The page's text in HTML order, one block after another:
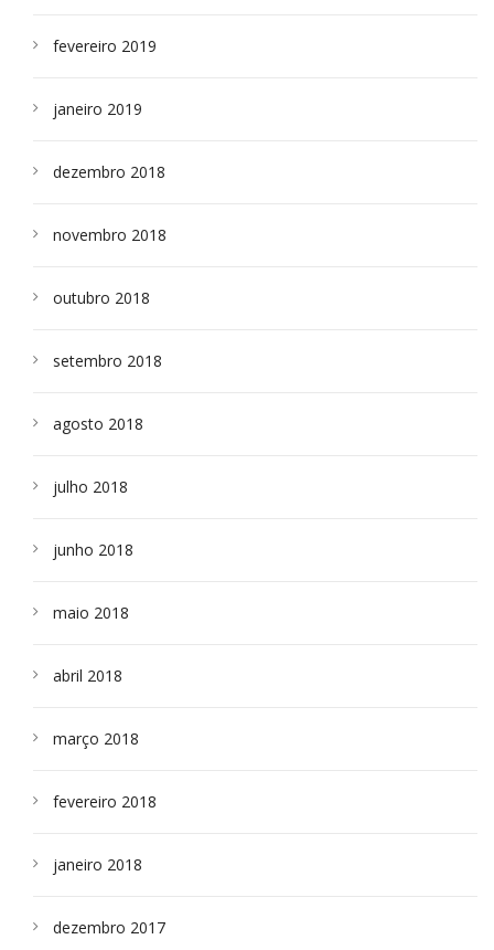
fevereiro 2019
janeiro 2019
dezembro 2018
novembro 2018
outubro 2018
setembro 2018
agosto 2018
julho 2018
junho 2018
maio 2018
abril 2018
março 2018
fevereiro 2018
janeiro 2018
dezembro 2017